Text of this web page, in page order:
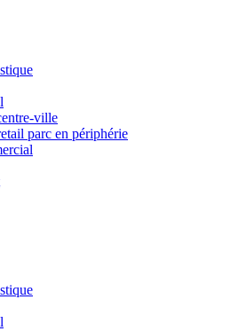
ville
parc en périphérie